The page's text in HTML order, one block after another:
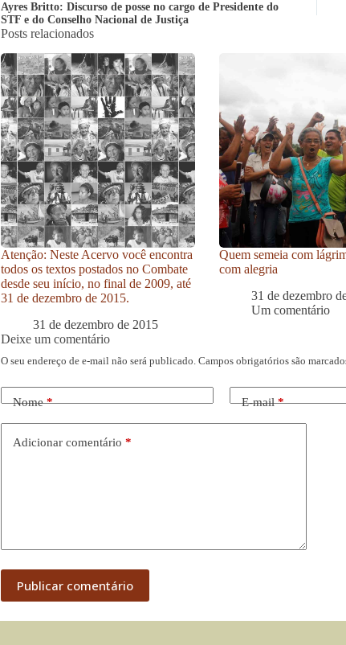
Ayres Britto: Discurso de posse no cargo de Presidente do
STF e do Conselho Nacional de Justiça
Posts relacionados
Atenção: Neste Acervo você encontra
todos os textos postados no Combate
desde seu início, no final de 2009, até
31 de dezembro de 2015.
31 de dezembro de 2015
Quem semeia com
com alegria
31 de dezembro
Um comentário
Deixe um comentário
O seu endereço de e-mail não será publicado. Campos obrigatórios são
Nome* E-mail*
Adicionar comentário *
Publicar comentário